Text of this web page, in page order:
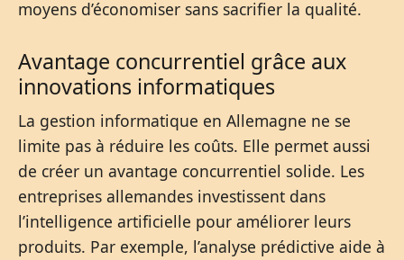
moyens d’économiser sans sacrifier la qualité.
Avantage concurrentiel grâce aux
innovations informatiques
La gestion informatique en Allemagne ne se
limite pas à réduire les coûts. Elle permet aussi
de créer un avantage concurrentiel solide. Les
entreprises allemandes investissent dans
l’intelligence artificielle pour améliorer leurs
produits. Par exemple, l’analyse prédictive aide à